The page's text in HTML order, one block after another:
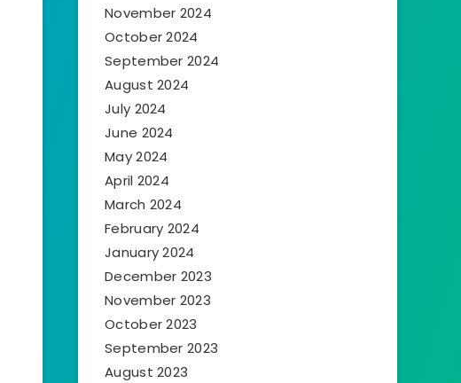
November 2024
October 2024
September 2024
August 2024
July 2024
June 2024
May 2024
April 2024
March 2024
February 2024
January 2024
December 2023
November 2023
October 2023
September 2023
August 2023